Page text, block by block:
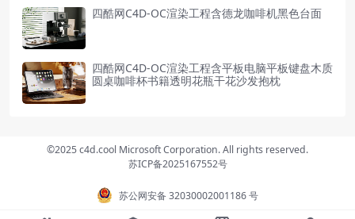
四酷网C4D-OC渲染工程含德龙咖啡机黑色台面
四酷网C4D-OC渲染工程含平板电脑平板键盘木质
圆桌咖啡杯书籍透明花瓶干花沙发抱枕
©2025 c4d.cool Microsoft Corporation. All rights reserved.
苏ICP备2025167552号
苏公网安备 32030002001186 号